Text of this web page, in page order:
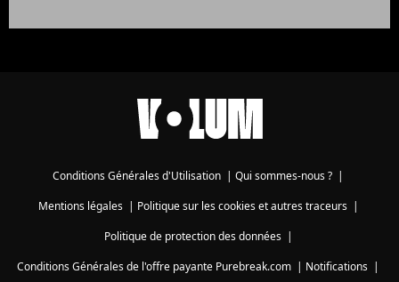
Conditions Générales d'Utilisation | Qui sommes-nous ? |
Mentions légales| Politique sur les cookies et autres traceurs|
Politique de protection des données|
Conditions Générales de l'offre payante Purebreak.com | Notifications |